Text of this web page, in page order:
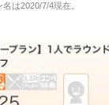
は2020/7/4現在。